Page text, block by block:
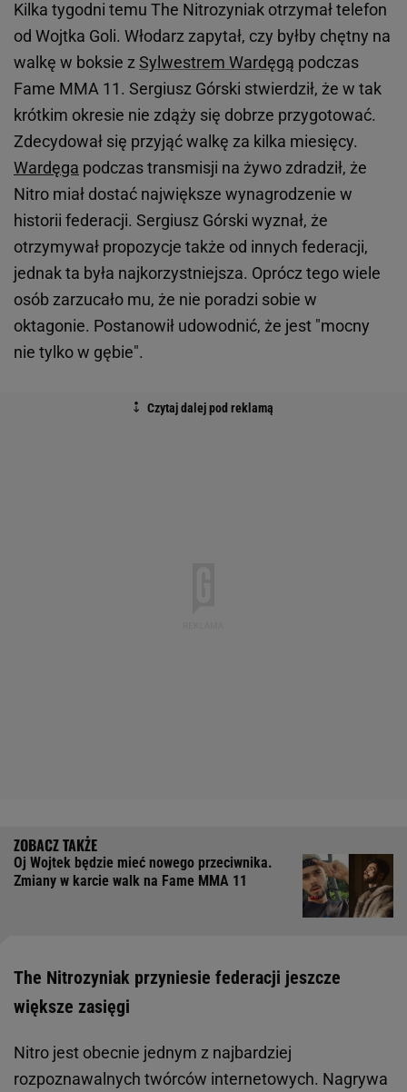
Kilka tygodni temu The Nitrozyniak otrzymał telefon
od Wojtka Goli. Włodarz zapytał, czy byłby chętny na
walkę w boksie zSylwestrem Wardęgą podczas
Fame MMA 11. Sergiusz Górski stwierdził, że w tak
krótkim okresie nie zdąży się dobrze przygotować.
Zdecydował się przyjąć walkę za kilka miesięcy.
Wardęga podczas transmisji na żywo zdradził, że
Nitro miał dostać największe wynagrodzenie w
historii federacji. Sergiusz Górski wyznał, że
otrzymywał propozycje także od innych federacji,
jednak ta była najkorzystniejsza. Oprócz tego wiele
osób zarzucało mu, że nie poradzi sobie w
oktagonie. Postanowił udowodnić, że jest "mocny
nie tylko w gębie".
Oj Wojtek będzie mieć nowego przeciwnika.
Zmiany w karcie walk na Fame MMA 11
The Nitrozyniak przyniesie federacji jeszcze
większe zasięgi
Nitro jest obecnie jednym z najbardziej
rozpoznawalnych twórców internetowych. Nagrywa